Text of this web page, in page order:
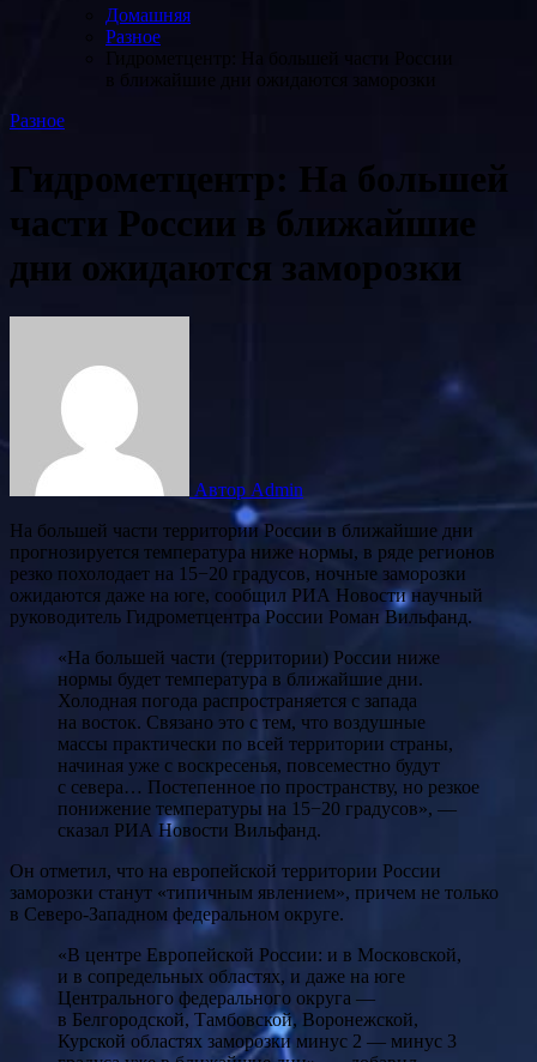
Домашняя
Разное
Гидрометцентр: На большей части России
в ближайшие дни ожидаются заморозки
Разное
Гидрометцентр: На большей
части России в ближайшие
дни ожидаются заморозки
Автор Admin
На большей части территории России в ближайшие дни
прогнозируется температура ниже нормы, в ряде регионов
резко похолодает на 15−20 градусов, ночные заморозки
ожидаются даже на юге, сообщил РИА Новости научный
руководитель Гидрометцентра России Роман Вильфанд.
«На большей части (территории) России ниже
нормы будет температура в ближайшие дни.
Холодная погода распространяется с запада
на восток. Связано это с тем, что воздушные
массы практически по всей территории страны,
начиная уже с воскресенья, повсеместно будут
с севера… Постепенное по пространству, но резкое
понижение температуры на 15−20 градусов», —
сказал РИА Новости Вильфанд.
Он отметил, что на европейской территории России
заморозки станут «типичным явлением», причем не только
в Северо-Западном федеральном округе.
«В центре Европейской России: и в Московской,
и в сопредельных областях, и даже на юге
Центрального федерального округа —
в Белгородской, Тамбовской, Воронежской,
Курской областях заморозки минус 2 — минус 3